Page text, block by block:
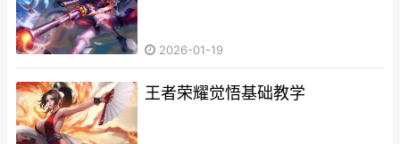
2026-01-19
王者荣耀觉悟基础教学